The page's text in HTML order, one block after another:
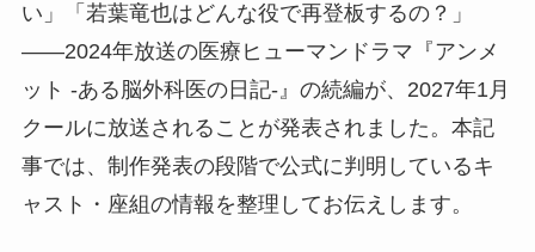
い」「若葉竜也はどんな役で再登板するの？」
——2024年放送の医療ヒューマンドラマ『アンメ
ット -ある脳外科医の日記-』の続編が、2027年1月
クールに放送されることが発表されました。本記
事では、制作発表の段階で公式に判明しているキ
ャスト・座組の情報を整理してお伝えします。